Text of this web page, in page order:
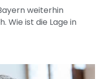
weiterhin
Wie ist die Lage in